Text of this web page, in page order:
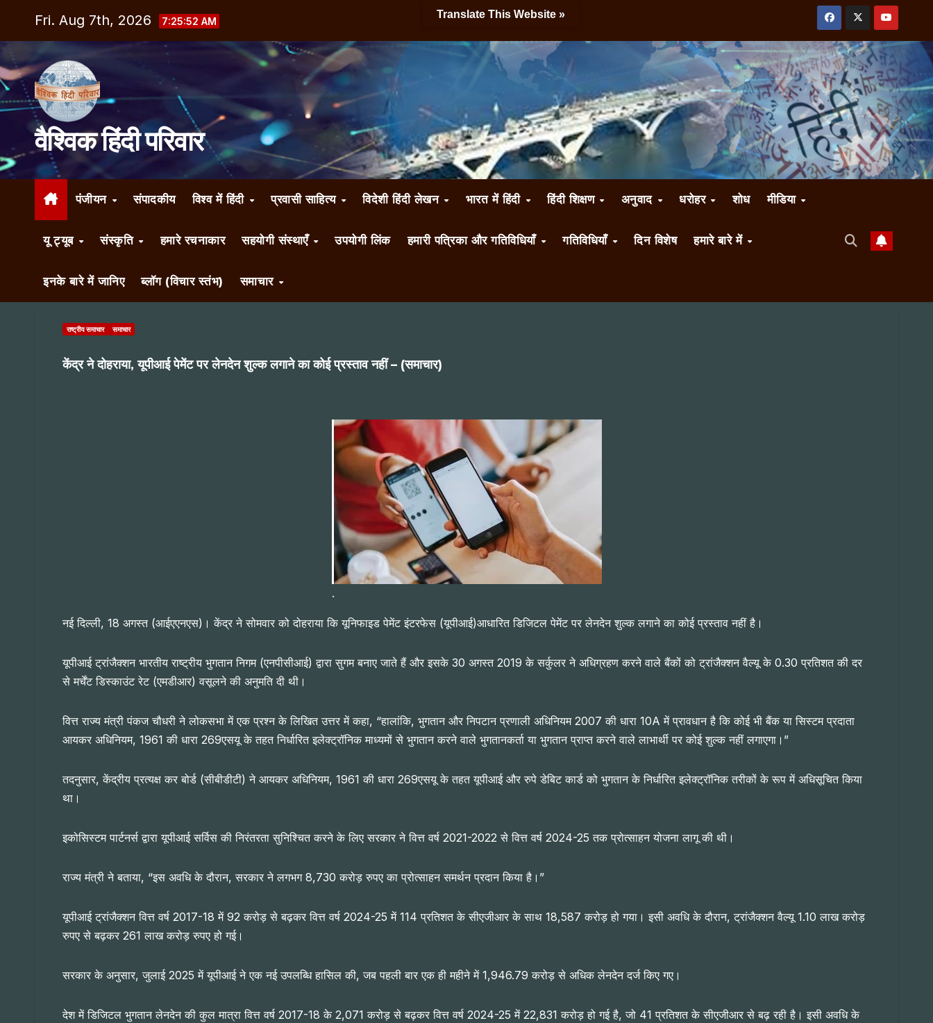
content
Fri. Aug 7th, 2026 7:25:53 AM
वैश्विक हिंदी परिवार
पंजीयन संपादकीय विश्व में हिंदी प्रवासी साहित्य विदेशी हिंदी लेखन भारत में हिंदी हिंदी शिक्षण अनुवाद धरोहर शोध मीडिया
यू ट्यूब संस्कृति हमारे रचनाकार सहयोगी संस्थाएँ उपयोगी लिंक हमारी पत्रिका और गतिविधियाँ गतिविधियाँ दिन विशेष हमारे बारे में
इनके बारे में जानिए ब्लॉग (विचार स्तंभ) समाचार
राष्ट्रीय समाचार समाचार
केंद्र ने दोहराया, यूपीआई पेमेंट पर लेनदेन शुल्क लगाने का कोई प्रस्ताव नहीं – (समाचार)
.
नई दिल्ली, 18 अगस्त (आईएएनएस)। केंद्र ने सोमवार को दोहराया कि यूनिफाइड पेमेंट इंटरफेस (यूपीआई)आधारित डिजिटल पेमेंट पर लेनदेन शुल्क लगाने का कोई प्रस्ताव नहीं है।
यूपीआई ट्रांजैक्शन भारतीय राष्ट्रीय भुगतान निगम (एनपीसीआई) द्वारा सुगम बनाए जाते हैं और इसके 30 अगस्त 2019 के सर्कुलर ने अधिग्रहण करने वाले बैंकों को ट्रांजैक्शन वैल्यू के 0.30 प्रतिशत की दर
से मर्चेंट डिस्काउंट रेट (एमडीआर) वसूलने की अनुमति दी थी।
वित्त राज्य मंत्री पंकज चौधरी ने लोकसभा में एक प्रश्न के लिखित उत्तर में कहा, “हालांकि, भुगतान और निपटान प्रणाली अधिनियम 2007 की धारा 10A में प्रावधान है कि कोई भी बैंक या सिस्टम प्रदाता
आयकर अधिनियम, 1961 की धारा 269एसयू के तहत निर्धारित इलेक्ट्रॉनिक माध्यमों से भुगतान करने वाले भुगतानकर्ता या भुगतान प्राप्त करने वाले लाभार्थी पर कोई शुल्क नहीं लगाएगा।”
तदनुसार, केंद्रीय प्रत्यक्ष कर बोर्ड (सीबीडीटी) ने आयकर अधिनियम, 1961 की धारा 269एसयू के तहत यूपीआई और रुपे डेबिट कार्ड को भुगतान के निर्धारित इलेक्ट्रॉनिक तरीकों के रूप में अधिसूचित किया
था।
इकोसिस्टम पार्टनर्स द्वारा यूपीआई सर्विस की निरंतरता सुनिश्चित करने के लिए सरकार ने वित्त वर्ष 2021-2022 से वित्त वर्ष 2024-25 तक प्रोत्साहन योजना लागू की थी।
राज्य मंत्री ने बताया, “इस अवधि के दौरान, सरकार ने लगभग 8,730 करोड़ रुपए का प्रोत्साहन समर्थन प्रदान किया है।”
यूपीआई ट्रांजैक्शन वित्त वर्ष 2017-18 में 92 करोड़ से बढ़कर वित्त वर्ष 2024-25 में 114 प्रतिशत के सीएजीआर के साथ 18,587 करोड़ हो गया। इसी अवधि के दौरान, ट्रांजैक्शन वैल्यू 1.10 लाख करोड़
रुपए से बढ़कर 261 लाख करोड़ रुपए हो गई।
सरकार के अनुसार, जुलाई 2025 में यूपीआई ने एक नई उपलब्धि हासिल की, जब पहली बार एक ही महीने में 1,946.79 करोड़ से अधिक लेनदेन दर्ज किए गए।
देश में डिजिटल भुगतान लेनदेन की कुल मात्रा वित्त वर्ष 2017-18 के 2,071 करोड़ से बढ़कर वित्त वर्ष 2024-25 में 22,831 करोड़ हो गई है, जो 41 प्रतिशत के सीएजीआर से बढ़ रही है। इसी अवधि के
Translate This Website »